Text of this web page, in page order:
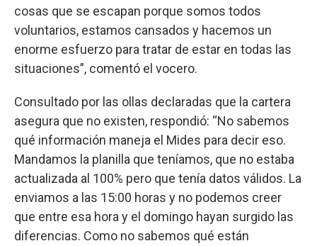
cosas que se escapan porque somos todos
voluntarios, estamos cansados y hacemos un
enorme esfuerzo para tratar de estar en todas las
situaciones”, comentó el vocero.
Consultado por las ollas declaradas que la cartera
asegura que no existen, respondió: “No sabemos
qué información maneja el Mides para decir eso.
Mandamos la planilla que teníamos, que no estaba
actualizada al 100% pero que tenía datos válidos. La
enviamos a las 15:00 horas y no podemos creer
que entre esa hora y el domingo hayan surgido las
diferencias. Como no sabemos qué están